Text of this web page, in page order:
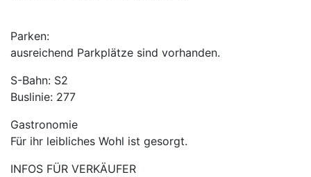
Parken:
ausreichend Parkplätze sind vorhanden.
S-Bahn: S2
Buslinie: 277
Gastronomie
Für ihr leibliches Wohl ist gesorgt.
INFOS FÜR VERKÄUFER